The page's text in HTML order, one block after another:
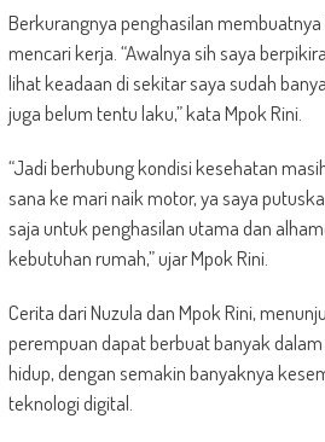
Berkurangnya penghasilan
mencari kerja. “Awalnya sih saya
lihat keadaan di sekitar saya sudah
juga belum tentu laku,” kata Mpok Rini.
“Jadi berhubung kondisi kesehatan
sana ke mari naik motor, ya saya
saja untuk penghasilan utama dan
kebutuhan rumah,” ujar Mpok Rini.
Cerita dari Nuzula dan Mpok Rini,
perempuan dapat berbuat banyak
hidup, dengan semakin banyaknya
teknologi digital.